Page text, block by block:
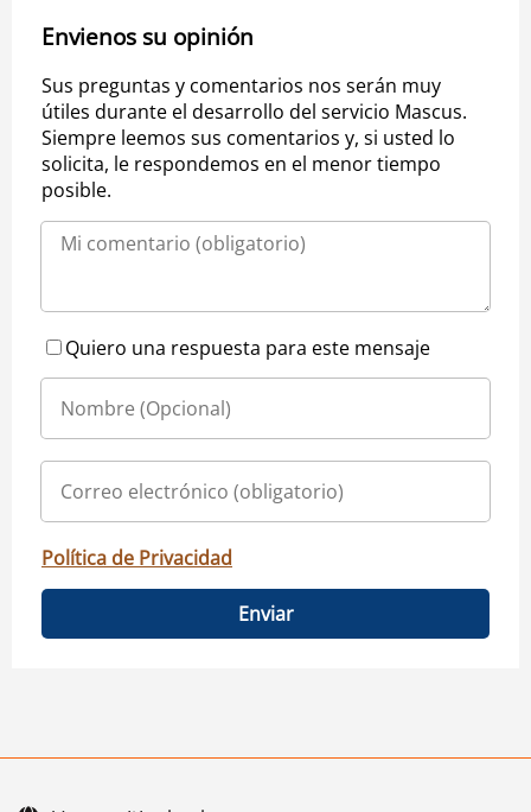
Envienos su opinión
Sus preguntas y comentarios nos serán muy
útiles durante el desarrollo del servicio Mascus.
Siempre leemos sus comentarios y, si usted lo
solicita, le respondemos en el menor tiempo
posible.
Quiero una respuesta para este mensaje
Política de Privacidad
Enviar